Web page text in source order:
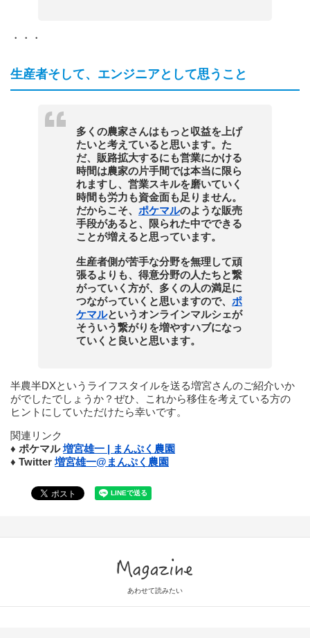
・・・
生産者そして、エンジニアとして思うこと
多くの農家さんはもっと収益を上げ
たいと考えていると思います。た
だ、販路拡大するにも営業にかける
時間は農家の片手間では本当に限ら
れますし、営業スキルを磨いていく
時間も労力も資金面も足りません。
だからこそ、 ポケマルのような販売
手段があると、限られた中でできる
ことが増えると思っています。
生産者側が苦手な分野を無理して頑
張るよりも、得意分野の人たちと繋
がっていく方が、多くの人の満足に
つながっていくと思いますので、 ポ
ケマルというオンラインマルシェが
そういう繋がりを増やすハブになっ
ていくと良いと思います。
半農半DXというライフスタイルを送る増宮さんのご紹介いか
がでしたでしょうか？ぜひ、これから移住を考えている方の
ヒントにしていただけたら幸いです。
関連リンク
♦︎ ポケマル 増宮雄一 | まんぷく農園
♦︎ Twitter 増宮雄一@まんぷく農園
あわせて読みたい